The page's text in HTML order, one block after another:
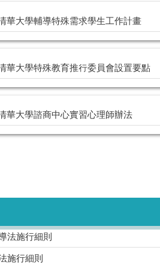
華大學輔導特殊需求學生工作計畫
華大學特殊教育推行委員會設置要點
華大學諮商中心實習心理師辦法
法施行細則
施行細則